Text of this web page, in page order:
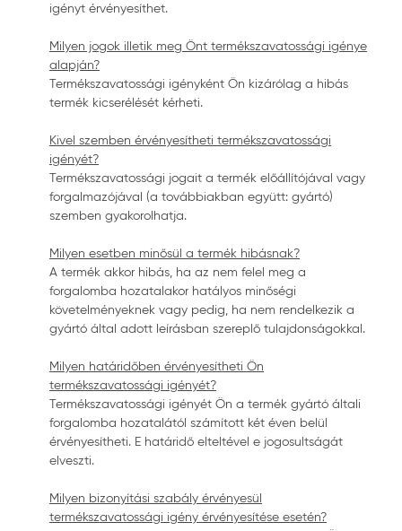
igényt érvényesíthet.
Milyen jogok illetik meg Önt termékszavatossági igénye
alapján?
Termékszavatossági igényként Ön kizárólag a hibás
termék kicserélését kérheti.
Kivel szemben érvényesítheti termékszavatossági
igényét?
Termékszavatossági jogait a termék előállítójával vagy
forgalmazójával (a továbbiakban együtt: gyártó)
szemben gyakorolhatja.
Milyen esetben minősül a termék hibásnak?
A termék akkor hibás, ha az nem felel meg a
forgalomba hozatalakor hatályos minőségi
követelményeknek vagy pedig, ha nem rendelkezik a
gyártó által adott leírásban szereplő tulajdonságokkal.
Milyen határidőben érvényesítheti Ön
termékszavatossági igényét?
Termékszavatossági igényét Ön a termék gyártó általi
forgalomba hozatalától számított két éven belül
érvényesítheti. E határidő elteltével e jogosultságát
elveszti.
Milyen bizonyítási szabály érvényesül
termékszavatossági igény érvényesítése esetén?